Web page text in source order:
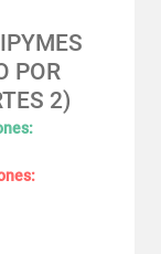
POR
2)